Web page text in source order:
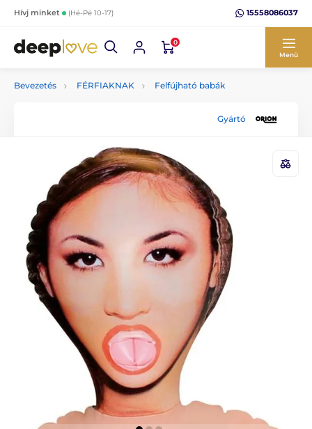
Hívj minket (Hé-Pé 10-17) 15558086037
0
Menü
Bevezetés FÉRFIAKNAK Felfújható babák
Gyártó